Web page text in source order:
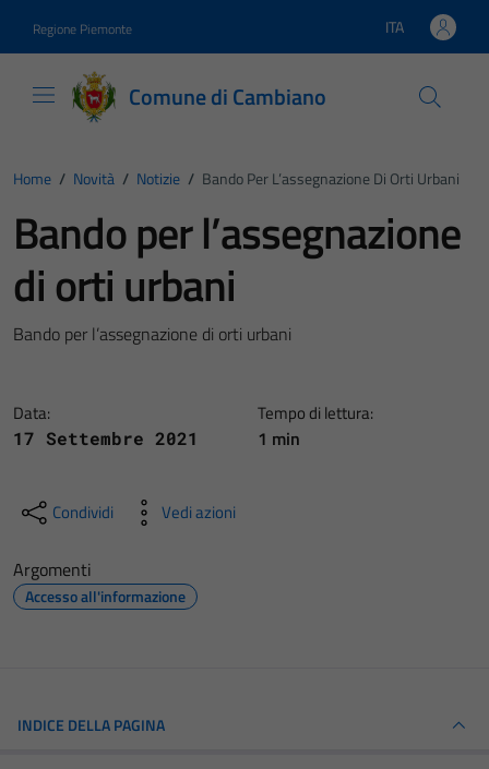
Regione Piemonte Lingua attiva:
ITA
Comune di Cambiano
Home / Novità / Notizie / Bando Per L’assegnazione Di Orti Urbani
Bando per l’assegnazione
di orti urbani
Bando per l’assegnazione di orti urbani
Data:
17 Settembre 2021
Tempo di lettura:
1 min
Condividi Vedi azioni
Argomenti
Accesso all'informazione
INDICE DELLA PAGINA